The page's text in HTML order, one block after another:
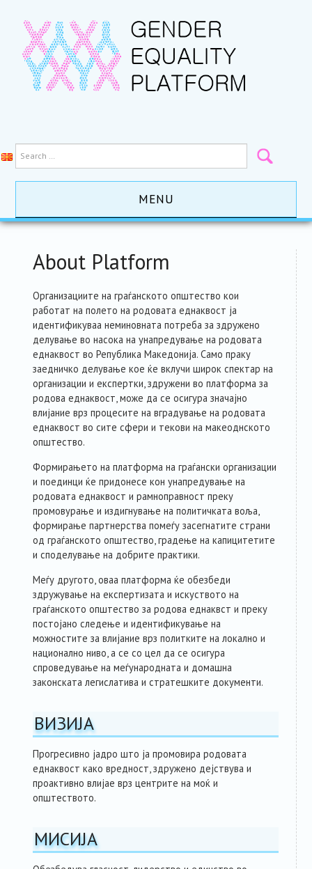
MENU
ACTIVITES
RESOURCES
ABOUT MEMBERS
FORUM
ABOUT PLATFORM
CONTACT
About Platform
Организациите на граѓанското општество кои
работат на полето на родовата еднаквост ја
идентификуваа неминовната потреба за здружено
делување во насока на унапредување на родовата
еднаквост во Република Македонија. Само праку
заедничко делување кое ќе вклучи широк спектар на
организации и експертки, здружени во платформа за
родова еднаквост, може да се осигура значајно
влијание врз процесите на вградување на родовата
еднаквост во сите сфери и текови на макеоднското
општество.
Формирањето на платформа на граѓански организации
и поединци ќе придонесе кон унапредување на
родовата еднаквост и рамноправност преку
промовурање и издигнување на политичката воља,
формирање партнерства помеѓу засегнатите страни
од граѓанското општество, градење на капицитетите
и споделување на добрите практики.
Меѓу другото, оваа платформа ќе обезбеди
здружување на експертизата и искуството на
граѓанското општество за родова еднаквст и преку
постојано следење и идентификување на
можностите за влијание врз политките на локално и
национално ниво, а се со цел да се осигура
спроведување на меѓународната и домашна
законската легислатива и стратешките документи.
ВИЗИЈА
Прогресивно јадро што ја промовира родовата
еднаквост како вредност, здружено дејствува и
проактивно влијае врз центрите на моќ и
општеството.
МИСИЈА